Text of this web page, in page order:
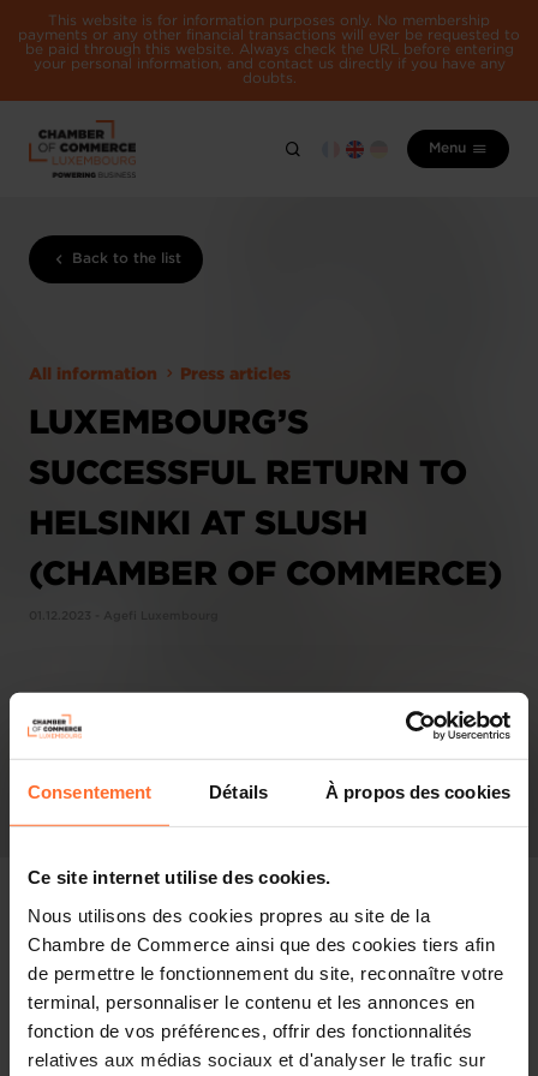
Consentement Détails À propos des cookies
Ce site internet utilise des cookies.
Nous utilisons des cookies propres au site de la
Chambre de Commerce ainsi que des cookies tiers afin
de permettre le fonctionnement du site, reconnaître votre
terminal, personnaliser le contenu et les annonces en
fonction de vos préférences, offrir des fonctionnalités
relatives aux médias sociaux et d'analyser le trafic sur
This website is for information purposes only. No membership
payments or any other financial transactions will ever be requested to
be paid through this website. Always check the URL before entering
your personal information, and contact us directly if you have any
doubts.
Menu
Back to the list
All information Press articles
LUXEMBOURG’S
SUCCESSFUL RETURN TO
HELSINKI AT SLUSH
(CHAMBER OF COMMERCE)
In the press
Share this article